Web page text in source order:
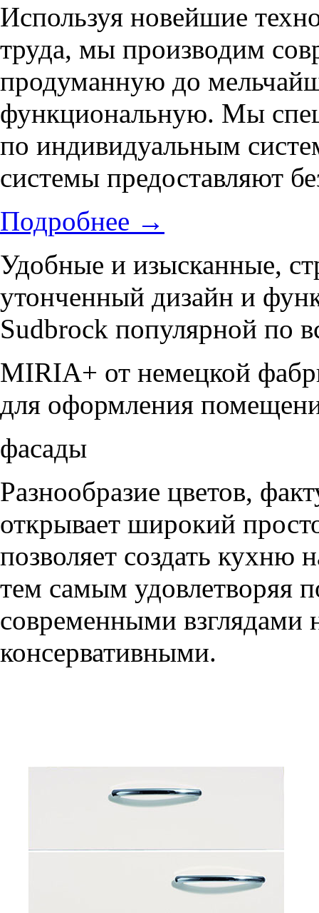
Используя новейшие
труда, мы производим
продуманную до
функциональную. Мы
по индивидуальным
системы предоставляют
Подробнее →
Удобные и изысканные,
утонченный дизайн и
Sudbrock популярной по
MIRIA+ от немецкой
для оформления
фасады
Разнообразие цветов,
открывает широкий
позволяет создать кухню
тем самым удовлетворяя
современными взглядами
консервативными.